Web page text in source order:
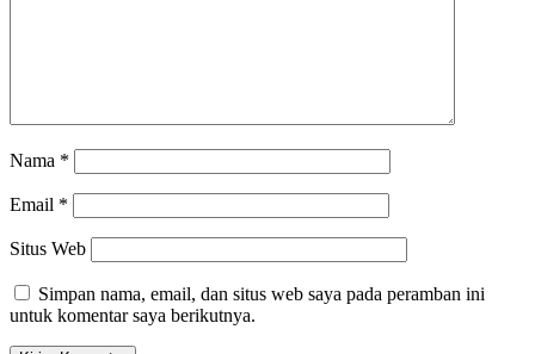
Nama *
Email *
Situs Web
Simpan nama, email, dan situs web saya pada peramban ini
untuk komentar saya berikutnya.